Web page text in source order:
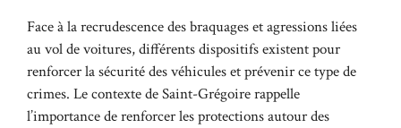
Face à la recrudescence des braquages et agressions liées
au vol de voitures, différents dispositifs existent pour
renforcer la sécurité des véhicules et prévenir ce type de
crimes. Le contexte de Saint-Grégoire rappelle
l’importance de renforcer les protections autour des